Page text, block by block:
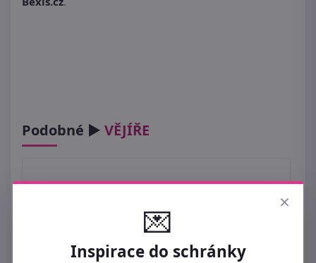
Podobné ► VĚJÍŘE
×
💌
Inspirace do schránky